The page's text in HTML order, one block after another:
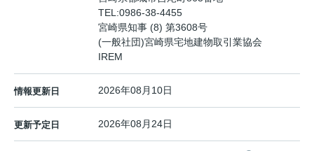
TEL:0986-38-4455
宮崎県知事 (8) 第3608号
(一般社団)宮崎県宅地建物取引業協会
IREM
情報更新日 2026年08月10日
更新予定日 2026年08月24日